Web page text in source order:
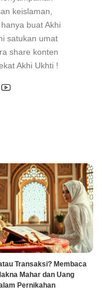
keislaman,
buat Akhi
satukan umat
share konten
Akhi Ukhti !
Transaksi? Membaca
Mahar dan Uang
Pernikahan